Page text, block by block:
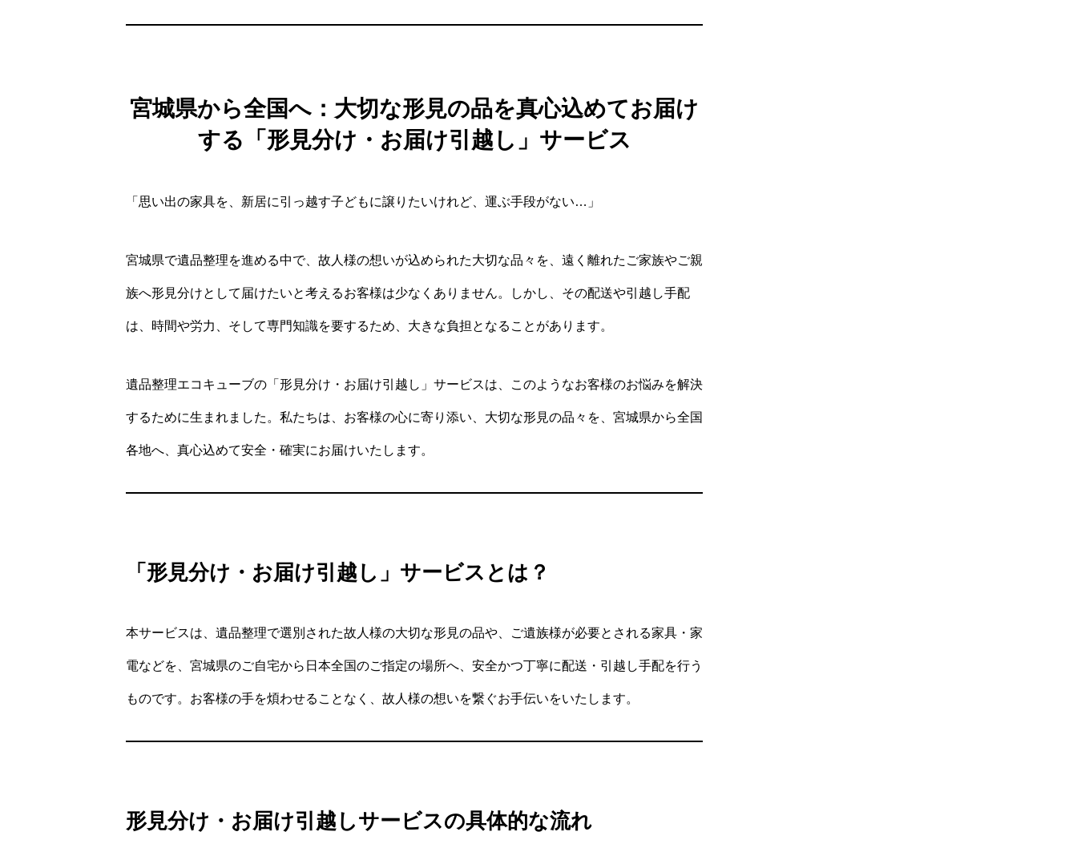
宮城県から全国へ：大切な形見の品を真心込めてお届け
する「形見分け・お届け引越し」サービス
「思い出の家具を、新居に引っ越す子どもに譲りたいけれど、運ぶ手段がない…」
宮城県で遺品整理を進める中で、故人様の想いが込められた大切な品々を、遠く離れたご家族やご親
族へ形見分けとして届けたいと考えるお客様は少なくありません。しかし、その配送や引越し手配
は、時間や労力、そして専門知識を要するため、大きな負担となることがあります。
遺品整理エコキューブの「形見分け・お届け引越し」サービスは、このようなお客様のお悩みを解決
するために生まれました。私たちは、お客様の心に寄り添い、大切な形見の品々を、宮城県から全国
各地へ、真心込めて安全・確実にお届けいたします。
「形見分け・お届け引越し」サービスとは？
本サービスは、遺品整理で選別された故人様の大切な形見の品や、ご遺族様が必要とされる家具・家
電などを、宮城県のご自宅から日本全国のご指定の場所へ、安全かつ丁寧に配送・引越し手配を行う
ものです。お客様の手を煩わせることなく、故人様の想いを繋ぐお手伝いをいたします。
形見分け・お届け引越しサービスの具体的な流れ